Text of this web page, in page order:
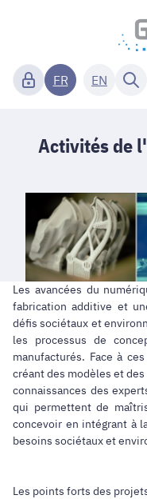
FR EN
Activités de
Les avancées du
fabrication additive et
défis sociétaux et
les processus de
manufacturés. Face à
créant des modèles et
connaissances des
qui permettent de
concevoir en intégrant à
besoins sociétaux et
Les points forts des